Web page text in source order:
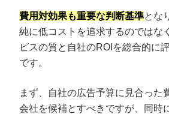
費用対効果も重要な判断基準とな
純に低コストを追求するのではな
ビスの質と自社のROIを総合的に
です。
まず、自社の広告予算に見合った
会社を候補とすべきですが、同時